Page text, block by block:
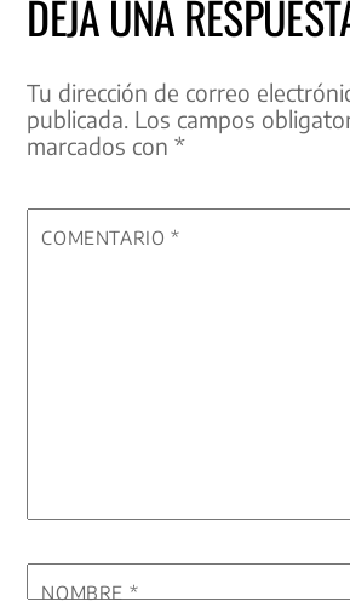
DEJA UNA
Tu dirección de correo
publicada. Los campos
marcados con*
COMENTARIO*
NOMBRE *